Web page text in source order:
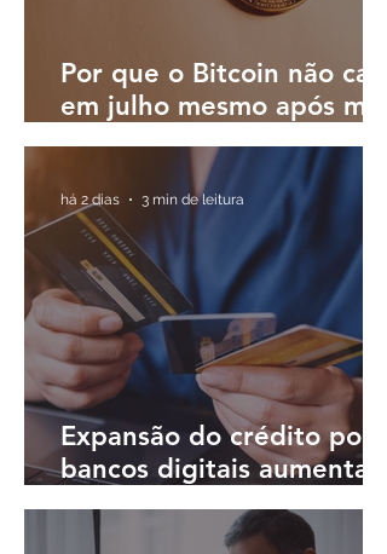
Por que o Bitcoin não caiu
em julho mesmo após mês
turbulento; o que esperar
em agosto?
Expansão do crédito por
bancos digitais aumenta
desafio de controlar
inadimplência, diz
há 2 dias 3 min de leitura